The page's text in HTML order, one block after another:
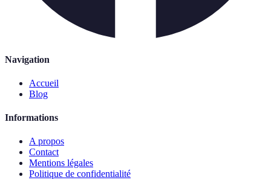
Navigation
Accueil
Blog
Informations
A propos
Contact
Mentions légales
Politique de confidentialité